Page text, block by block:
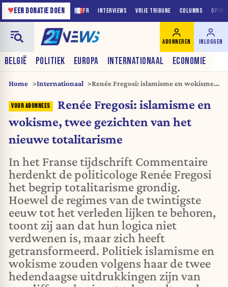
FR INTERVIEWS VRIJE TRIBUNE COLUMNS
♥EEN DONATIE DOEN
BELGIË POLITIEK EUROPA INTERNATIONAAL ECONOMIE
ABONNEREN INLOGGEN
Home Internationaal
Renée Fregosi: islamisme en wokisme,
totalitarisme
Renée Fregosi: islamisme en
wokisme, twee gezichten van het
nieuwe totalitarisme
In het Franse tijdschrift Commentaire
herdenkt de politicologe Renée Fregosi
het begrip totalitarisme grondig.
Hoewel de regimes van de twintigste
eeuw tot het verleden lijken te behoren,
toont zij aan dat hun logica niet
verdwenen is, maar zich heeft
getransformeerd. Politiek islamisme en
wokisme zouden volgens haar de twee
hedendaagse uitdrukkingen zijn van